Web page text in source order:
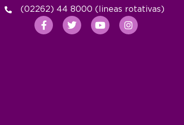
(02262) 44 8000 (lineas rotativas)